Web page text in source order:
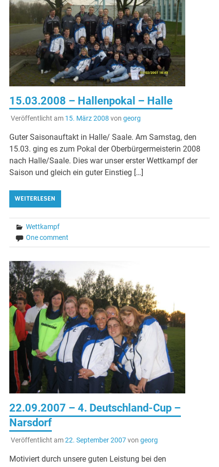
15.03.2008 – Hallenpokal – Halle
Veröffentlicht am 15. März 2008 von georg
Guter Saisonauftakt in Halle/ Saale. Am Samstag, den
15.03. ging es zum Pokal der Oberbürgermeisterin 2008
nach Halle/Saale. Dies war unser erster Wettkampf der
Saison und gleich ein guter Einstieg […]
WEITERLESEN
Wettkampf
One comment
22.09.2007 – 4. Deutschland-Cup –
Narsdorf
Veröffentlicht am22. September 2007von georg
Motiviert durch unsere guten Leistung bei den